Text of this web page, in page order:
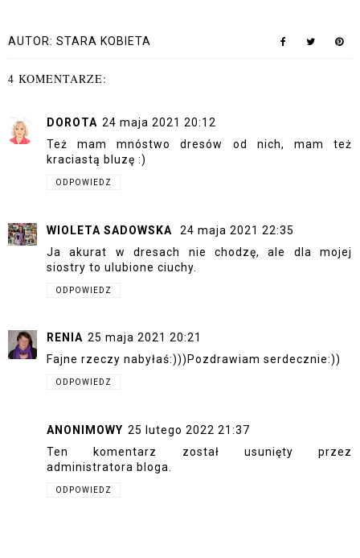
AUTOR: STARA KOBIETA
4 KOMENTARZE:
DOROTA 24 maja 2021 20:12
Też mam mnóstwo dresów od nich, mam też
kraciastą bluzę :)
ODPOWIEDZ
WIOLETA SADOWSKA
24 maja 2021 22:35
Ja akurat w dresach nie chodzę, ale dla mojej
siostry to ulubione ciuchy.
ODPOWIEDZ
RENIA 25 maja 2021 20:21
Fajne rzeczy nabyłaś:)))Pozdrawiam serdecznie:))
ODPOWIEDZ
ANONIMOWY 25 lutego 2022 21:37
Ten komentarz został usunięty przez
administratora bloga.
ODPOWIEDZ